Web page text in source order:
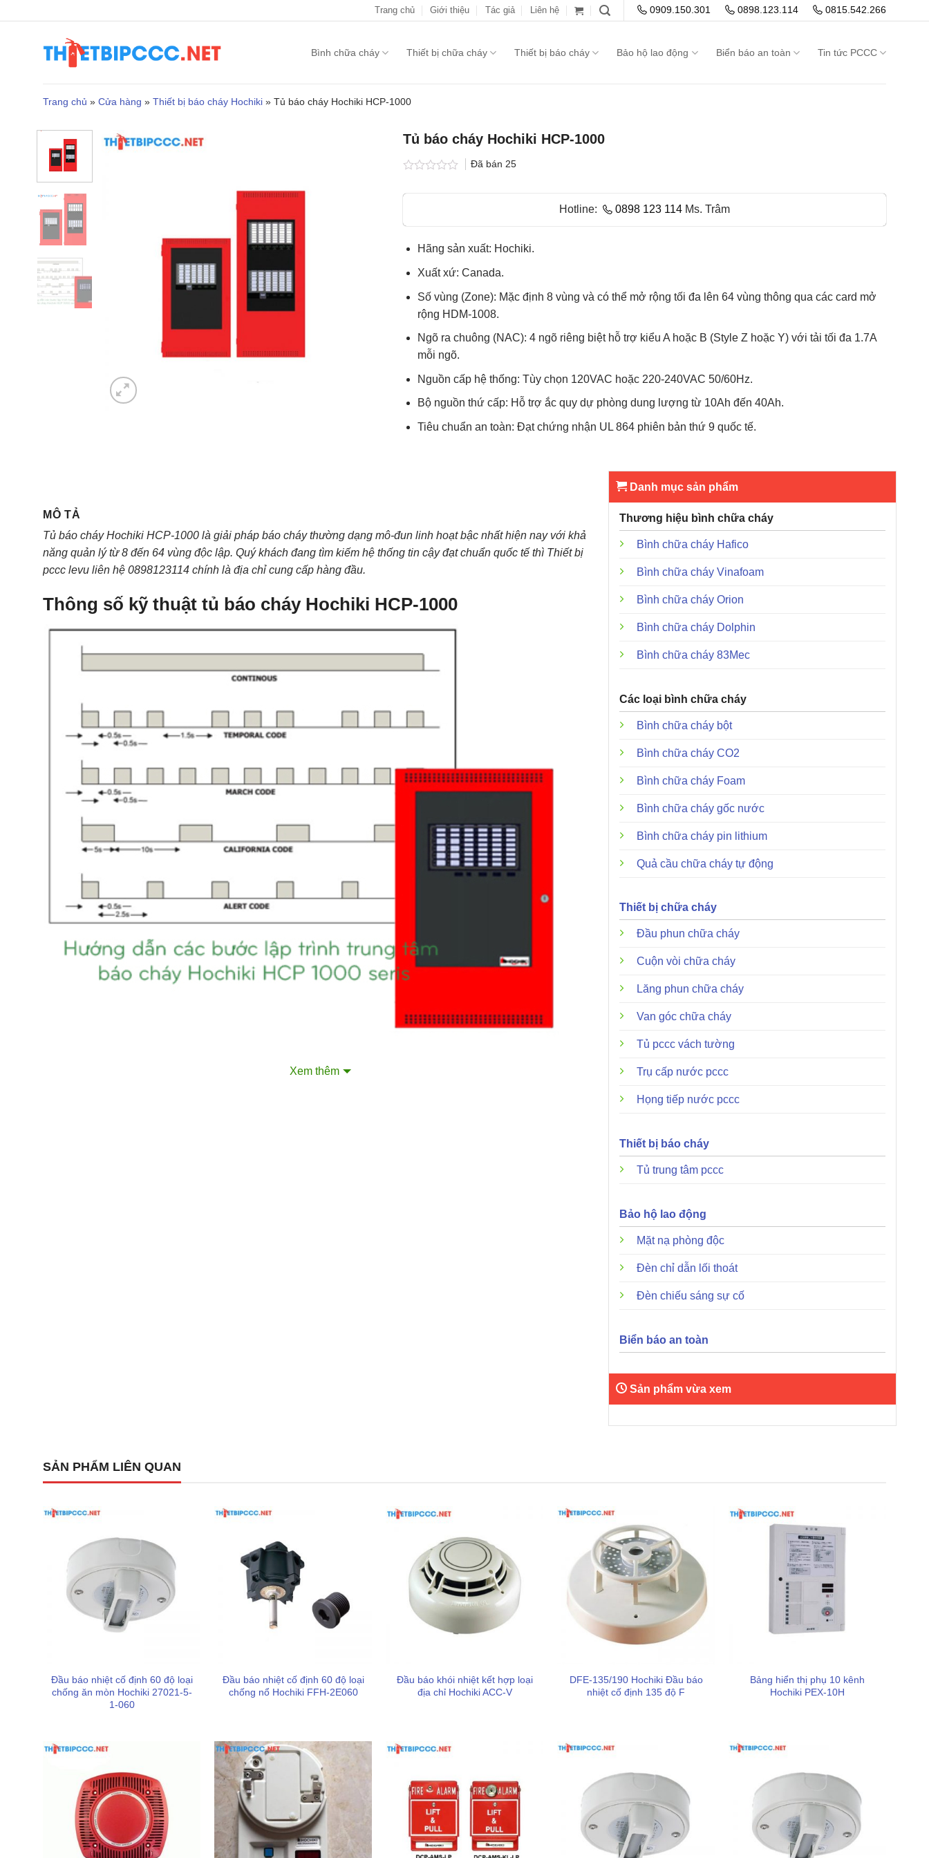
qua
Trang chủ Giới thiệu Tác giả Liên hệ 0909.150.301 0898.123.114 0815.542.266
Bình chữa cháy Thiết bị chữa cháy Thiết bị báo cháy Bảo hộ lao động Biển báo an toàn Tin tức PCCC
Trang chủ » Cửa hàng » Thiết bị báo cháy Hochiki » Tủ báo cháy Hochiki HCP-1000
Tủ báo cháy Hochiki HCP-1000
xếp
5
Đã bán 25
Hotline: 0898 123 114Ms. Trâm
Hãng sản xuất: Hochiki.
Xuất xứ: Canada.
Số vùng (Zone): Mặc định 8 vùng và có thể mở rộng tối đa lên 64 vùng thông qua các card mở
rộng HDM-1008.
Ngõ ra chuông (NAC): 4 ngõ riêng biệt hỗ trợ kiểu A hoặc B (Style Z hoặc Y) với tải tối đa 1.7A
mỗi ngõ.
Nguồn cấp hệ thống: Tùy chọn 120VAC hoặc 220-240VAC 50/60Hz.
Bộ nguồn thứ cấp: Hỗ trợ ắc quy dự phòng dung lượng từ 10Ah đến 40Ah.
Tiêu chuẩn an toàn: Đạt chứng nhận UL 864 phiên bản thứ 9 quốc tế.
MÔ TẢ
Tủ báo cháy Hochiki HCP-1000 là giải pháp báo cháy thường dạng mô-đun linh hoạt bậc nhất hiện nay với khả
năng quản lý từ 8 đến 64 vùng độc lập. Quý khách đang tìm kiếm hệ thống tin cậy đạt chuẩn quốc tế thì Thiết bị
pccc levu liên hệ 0898123114 chính là địa chỉ cung cấp hàng đầu.
Thông số kỹ thuật tủ báo cháy Hochiki HCP-1000
Xem thêm
Danh mục sản phẩm
Thương hiệu bình chữa cháy
Bình chữa cháy Hafico
Bình chữa cháy Vinafoam
Bình chữa cháy Orion
Bình chữa cháy Dolphin
Bình chữa cháy 83Mec
Các loại bình chữa cháy
Bình chữa cháy bột
Bình chữa cháy CO2
Bình chữa cháy Foam
Bình chữa cháy gốc nước
Bình chữa cháy pin lithium
Quả cầu chữa cháy tự động
Thiết bị chữa cháy
Đầu phun chữa cháy
Cuộn vòi chữa cháy
Lăng phun chữa cháy
Van góc chữa cháy
Tủ pccc vách tường
Trụ cấp nước pccc
Họng tiếp nước pccc
Thiết bị báo cháy
Tủ trung tâm pccc
Bảo hộ lao động
Mặt nạ phòng độc
Đèn chỉ dẫn lối thoát
Đèn chiếu sáng sự cố
Biển báo an toàn
Sản phẩm vừa xem
SẢN PHẨM LIÊN QUAN
Đầu báo nhiệt cố định 60 độ loại
chống ăn mòn Hochiki 27021-5-
1-060
Đầu báo nhiệt cố định 60 độ loại
chống nổ Hochiki FFH-2E060
Đầu báo khói nhiệt kết hợp loại
địa chỉ Hochiki ACC-V
DFE-135/190 Hochiki Đầu báo
nhiệt cố định 135 độ F
Bảng hiển thị phụ 10 kênh
Hochiki PEX-10H